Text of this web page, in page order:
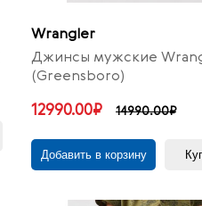
Wrangler
Джинсы мужские
(Greensboro)
12990.00₽ 14990.00₽
Добавить в корзину